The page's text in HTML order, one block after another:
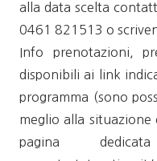
alla data scelta
0461 821513 o
Info prenotazioni,
disponibili ai link
programma (sono
meglio alla
pagina